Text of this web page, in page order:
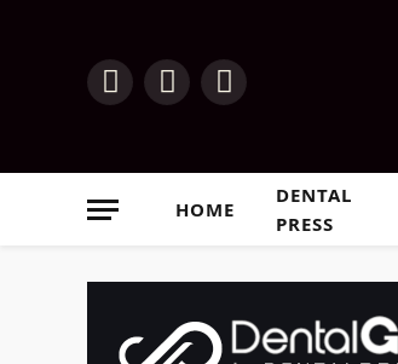
InstagramFacebookYouTube
HOME
DENTAL
PRESS